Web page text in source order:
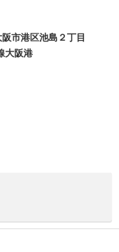
阪市港区池島２丁目
大阪港